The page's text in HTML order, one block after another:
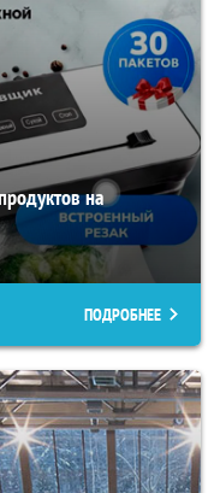
на
ПОДРОБНЕЕ